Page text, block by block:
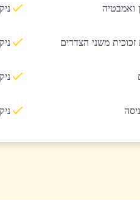
ואמבטיה
זכוכית משני הצדדים